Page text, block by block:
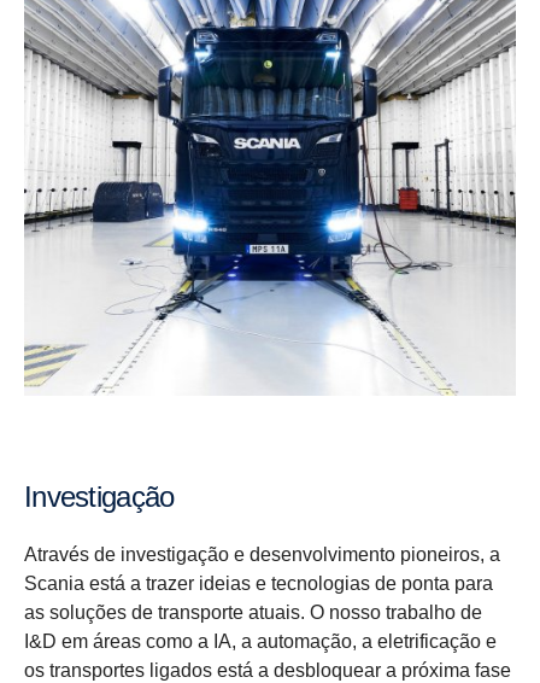
Inves­ti­gação
Através de investigação e desenvolvimento pioneiros, a
Scania está a trazer ideias e tecnologias de ponta para
as soluções de transporte atuais. O nosso trabalho de
I&D em áreas como a IA, a automação, a eletrificação e
os transportes ligados está a desbloquear a próxima fase